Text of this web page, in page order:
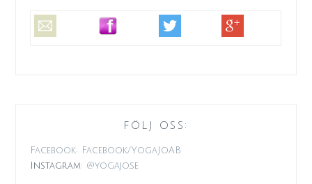
FÖLJ OSS:
Facebook: Facebook/YogaJoAB
Instagram: @yogajo.se